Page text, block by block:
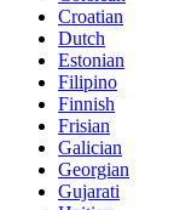
Croatian
Dutch
Estonian
Filipino
Finnish
Frisian
Galician
Georgian
Gujarati